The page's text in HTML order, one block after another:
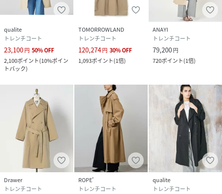
品番
QF2714_35511100001
35511100001-7W-3M QF2714)
qualite
トレンチコート
23,100円 50%OFF
2,100ポイント(10%ポイン
トバック)
TOMORROWLAND
トレンチコート
120,274円 30%OFF
1,093ポイント(1倍)
ANAYI
トレンチコート
79,200円
720ポイント(1倍)
Drawer
トレンチコート
ROPE'
トレンチコート
qualite
トレンチコート